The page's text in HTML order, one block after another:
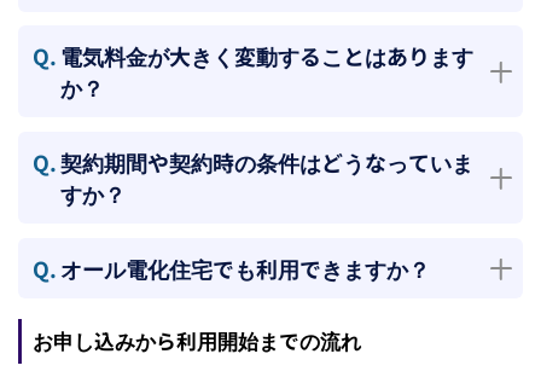
Q.電気料金が大きく変動することはあります
か？
Q.契約期間や契約時の条件はどうなっていま
すか？
Q.オール電化住宅でも利用できますか？
お申し込みから利用開始までの流れ